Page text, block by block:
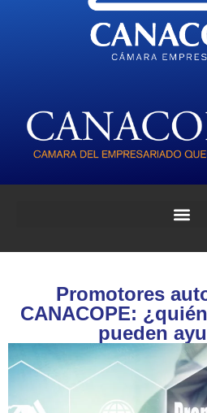
Promotores
CANACOPE:
pueden